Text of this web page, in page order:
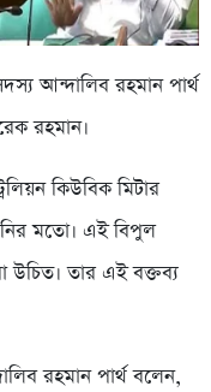
আন্দালিব রহমান পার্থ
রহমান।
কিউবিক মিটার
মতো। এই বিপুল
উচিত। তার এই বক্তব্য
রহমান পার্থ বলেন,